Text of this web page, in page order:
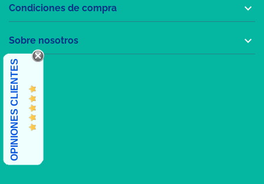
Condiciones de compra 
Sobre nosotros 
OPINIONES CLIENTES